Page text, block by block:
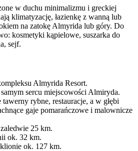
w duchu minimalizmu i greckiej
klimatyzację, łazienkę z wanną lub
na zatokę Almyrida lub góry. Do
kosmetyki kąpielowe, suszarka do
sejf.
Almyrida Resort.
sercu miejscowości Almiryda.
rybne, restauracje, a w głębi
gaje pomarańczowe i malownicze
25 km.
ok. 32 km.
ok. 127 km.